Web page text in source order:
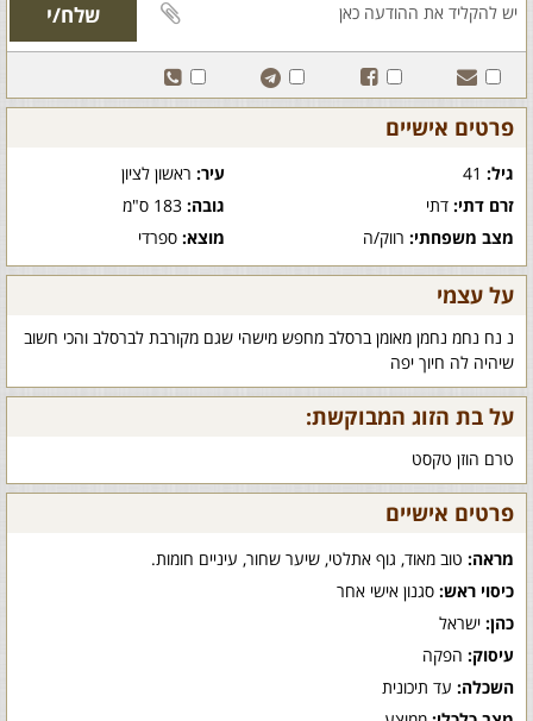
פרטים אישיים
גיל: עיר:ראשון לציון
זרם דתי: דתי גובה:183 ס"מ
מצב משפחתי: רווק/ה מוצא:ספרדי
על עצמי
נ נח נחמ נחמן מאומן ברסלב מחפש מישהי שגם מקורבת לברסלב והכי חשוב
שיהיה לה חיוך יפה
על בת הזוג המבוקשת:
טרם הוזן טקסט
פרטים אישיים
מראה: טוב מאוד, גוף אתלטי, שיער שחור, עיניים חומות.
כיסוי ראש: סגנון אישי אחר
כהן: ישראל
עיסוק: הפקה
השכלה: עד תיכונית